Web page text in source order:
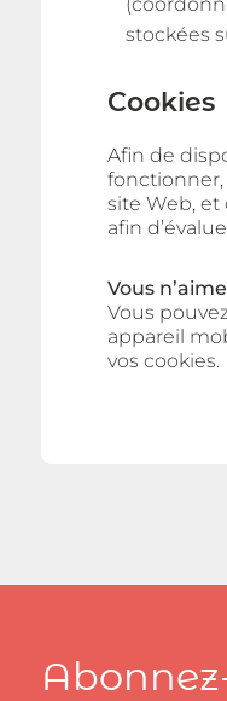
stockées
Cookies
Afin de
site Web, et
afin
Vous
Vous
appareil
vos cookies.